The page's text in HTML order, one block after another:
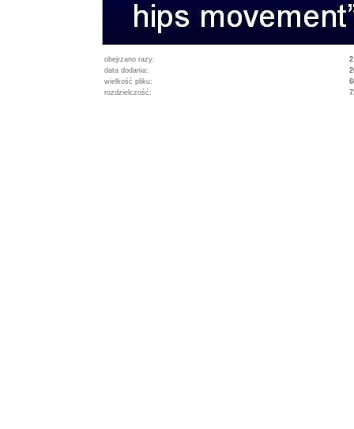
obejrzano razy:
data dodania:
wielkość pliku:
rozdzielczość: